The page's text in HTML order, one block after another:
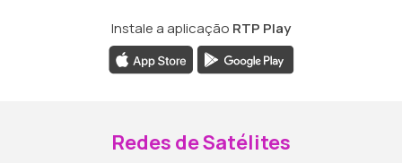
Instale a aplicação RTP Play
Redes de Satélites